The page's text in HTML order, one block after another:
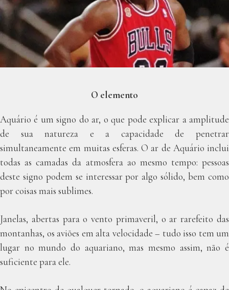
O elemento
Aquário é um signo do ar, o que pode explicar a amplitude
de sua natureza e a capacidade de penetrar
simultaneamente em muitas esferas. O ar de Aquário inclui
todas as camadas da atmosfera ao mesmo tempo: pessoas
deste signo podem se interessar por algo sólido, bem como
por coisas mais sublimes.
Janelas, abertas para o vento primaveril, o ar rarefeito das
montanhas, os aviões em alta velocidade – tudo isso tem um
lugar no mundo do aquariano, mas mesmo assim, não é
suficiente para ele.